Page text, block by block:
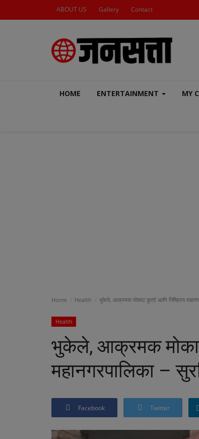
ABOUT US Gallery Contact
HOME ENTERTAINMENT MY
Home Health भुकेले, आक्रमक मोकाट कुत्रे आणि निष्क्रिय
Health
भुकेले, आक्रमक
महानगरपालिका –
Facebook Twitter